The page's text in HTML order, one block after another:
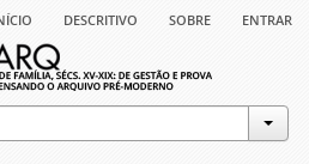
descritivo sobre entrar